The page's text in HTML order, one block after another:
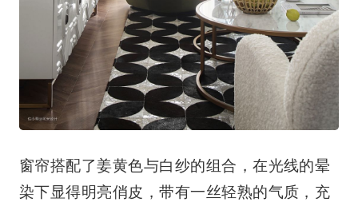
窗帘搭配了姜黄色与白纱的组合，在光线的晕
染下显得明亮俏皮，带有一丝轻熟的气质，充